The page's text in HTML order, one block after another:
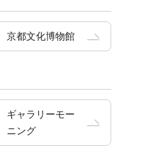
京都文化博物館
ギャラリーモー
ニング